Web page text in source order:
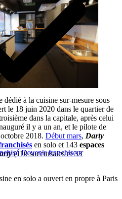
Devenir franchiseur
à la cuisine sur-mesure sous
le 18 juin 2020 dans le quartier de
dans la capitale, après celui
il y a un an, et le pilote de
2018. Début mars, Darty
en solo et 143 espaces
(110 succursales et 33
en solo a ouvert en propre à Paris